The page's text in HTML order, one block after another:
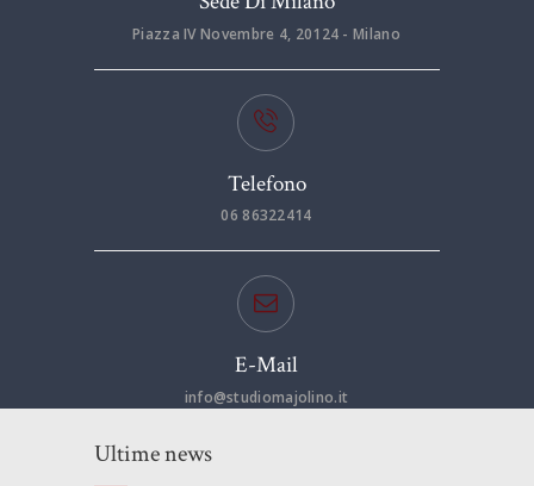
Piazza IV Novembre 4, 20124 - Milano
Telefono
06 86322414
E-Mail
info@studiomajolino.it
Ultime news